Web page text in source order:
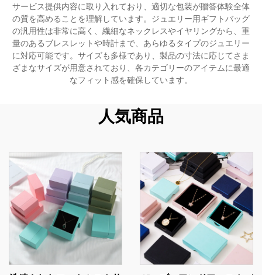
サービス提供内容に取り入れており、適切な包装が贈答体験全体
の質を高めることを理解しています。ジュエリー用ギフトバッグ
の汎用性は非常に高く、繊細なネックレスやイヤリングから、重
量のあるブレスレットや時計まで、あらゆるタイプのジュエリー
に対応可能です。サイズも多様であり、製品の寸法に応じてさま
ざまなサイズが用意されており、各カテゴリーのアイテムに最適
なフィット感を確保しています。
人気商品